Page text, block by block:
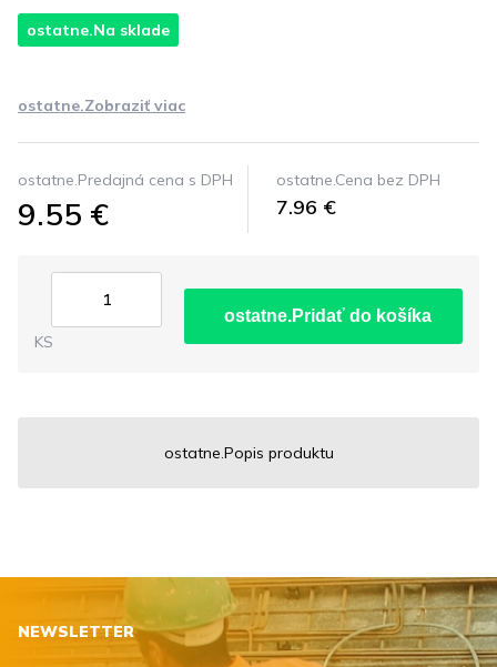
ostatne.Na sklade
ostatne.Zobraziť viac
ostatne.Predajná cena s DPH
9.55 €
ostatne.Cena bez DPH
7.96 €
KS
ostatne.Pridať do košíka
ostatne.Popis produktu
NEWSLETTER